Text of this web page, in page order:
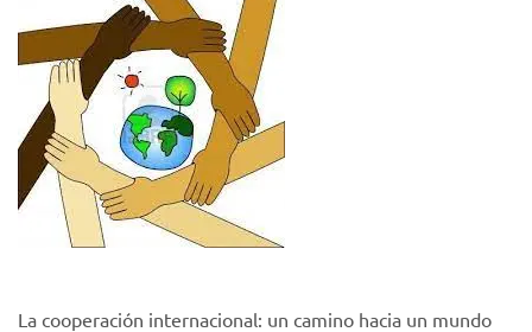
La cooperación internacional: un camino hacia un mundo